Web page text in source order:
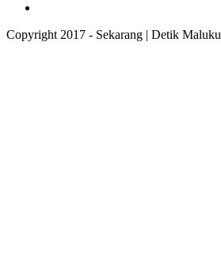
Copyright 2017 - Sekarang | Detik Maluku